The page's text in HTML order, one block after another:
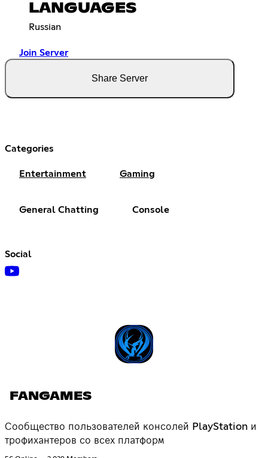
LANGUAGES
Russian
Join Server
Share Server
Categories
Entertainment Gaming
General Chatting Console
Social
FANGAMES
Сообщество пользователей консолей PlayStation и
трофихантеров со всех платформ